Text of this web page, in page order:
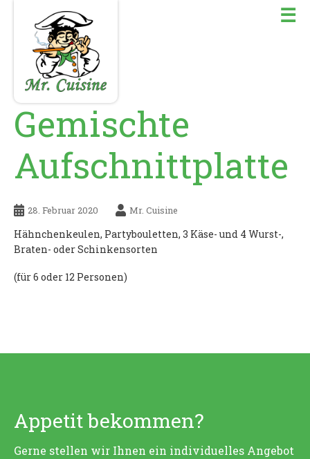
☰
Gemischte
Aufschnittplatte
28. Februar 2020 Mr. Cuisine
Hähnchenkeulen, Partybouletten, 3 Käse- und 4 Wurst-,
Braten- oder Schinkensorten
(für 6 oder 12 Personen)
Appetit bekommen?
Gerne stellen wir Ihnen ein individuelles Angebot